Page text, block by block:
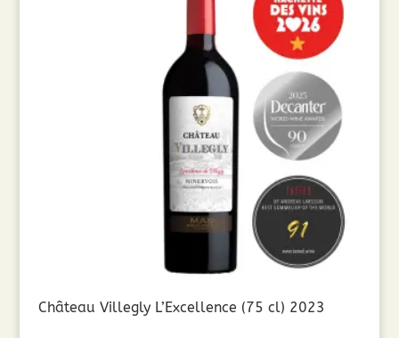
Château Villegly L’Excellence (75 cl) 2023